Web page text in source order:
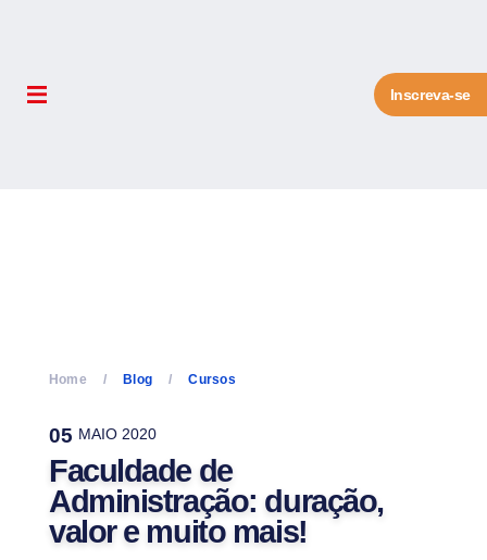
Inscreva-se
Home Blog Cursos
05 MAIO 2020
Faculdade de
Administração: duração,
valor e muito mais!